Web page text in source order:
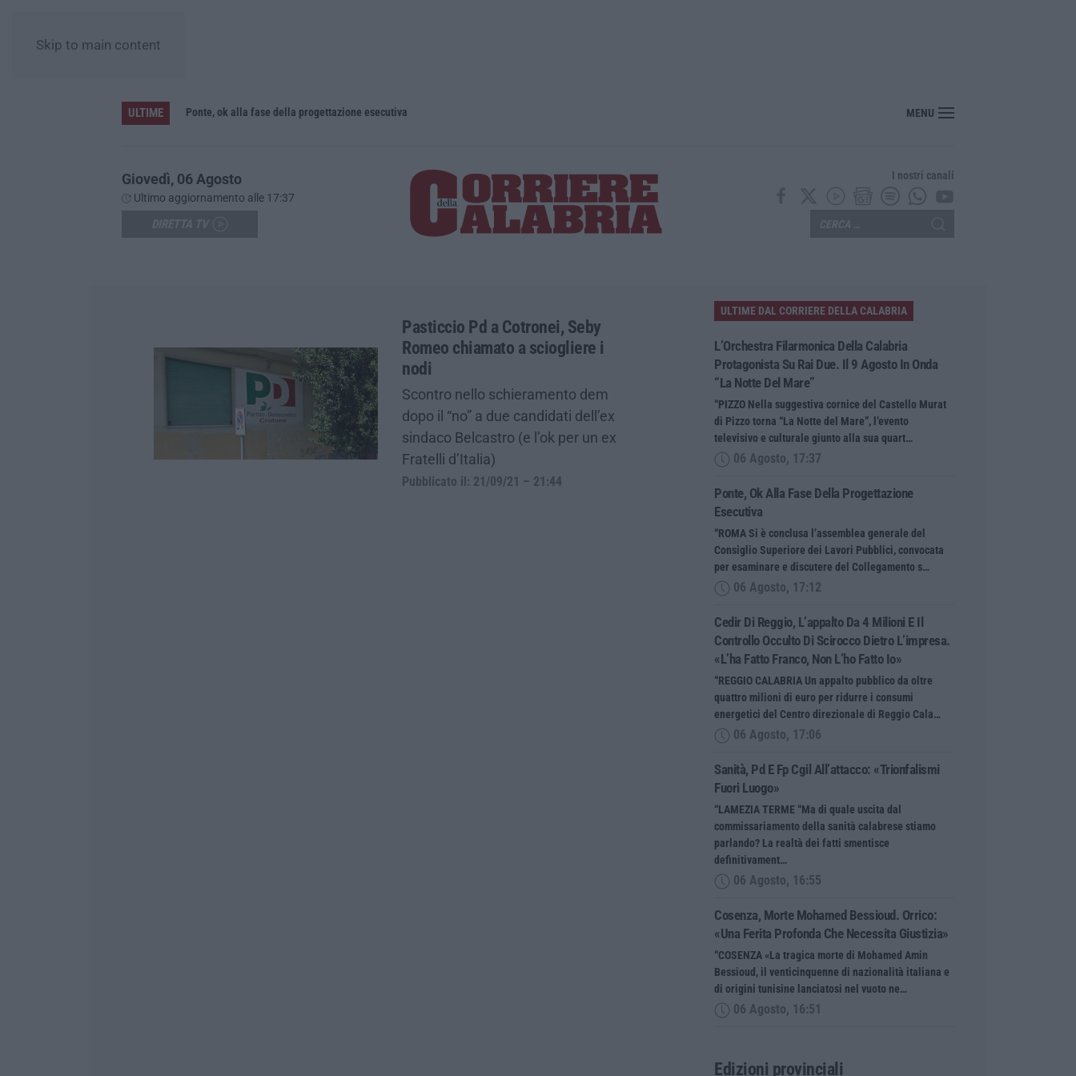
Skip to main content
ULTIME
L’Orchestra Filarmonica della Calabria protagonista su Rai Due. Il 9 Agosto in onda “La Notte del Mare” Ponte, ok alla fase della progettazione esecutiva MENU
Giovedì, 06 Agosto
Ultimo aggiornamento alle 17:37
I nostri canali
Pasticcio Pd a Cotronei, Seby
Romeo chiamato a sciogliere i
nodi
Scontro nello schieramento dem
dopo il “no” a due candidati dell’ex
sindaco Belcastro (e l’ok per un ex
Fratelli d’Italia)
Pubblicato il: 21/09/21 – 21:44
ULTIME DAL CORRIERE DELLA CALABRIA
L’Orchestra Filarmonica Della Calabria
Protagonista Su Rai Due. Il 9 Agosto In Onda
“La Notte Del Mare”
“PIZZO Nella suggestiva cornice del Castello Murat
di Pizzo torna “La Notte del Mare”, l’evento
televisivo e culturale giunto alla sua quart…
06 Agosto, 17:37
Ponte, Ok Alla Fase Della Progettazione
Esecutiva
“ROMA Si è conclusa l’assemblea generale del
Consiglio Superiore dei Lavori Pubblici, convocata
per esaminare e discutere del Collegamento s…
06 Agosto, 17:12
Cedir Di Reggio, L’appalto Da 4 Milioni E Il
Controllo Occulto Di Scirocco Dietro L’impresa.
«L’ha Fatto Franco, Non L’ho Fatto Io»
“REGGIO CALABRIA Un appalto pubblico da oltre
quattro milioni di euro per ridurre i consumi
energetici del Centro direzionale di Reggio Cala…
06 Agosto, 17:06
Sanità, Pd E Fp Cgil All’attacco: «Trionfalismi
Fuori Luogo»
“LAMEZIA TERME “Ma di quale uscita dal
commissariamento della sanità calabrese stiamo
parlando? La realtà dei fatti smentisce
definitivament…
06 Agosto, 16:55
Cosenza, Morte Mohamed Bessioud. Orrico:
«Una Ferita Profonda Che Necessita Giustizia»
“COSENZA «La tragica morte di Mohamed Amin
Bessioud, il venticinquenne di nazionalità italiana e
di origini tunisine lanciatosi nel vuoto ne…
06 Agosto, 16:51
Edizioni provinciali